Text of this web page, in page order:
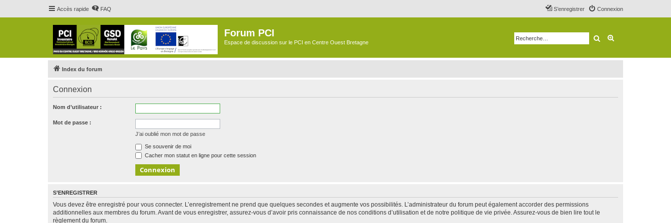
Accès rapide FAQ Connexion
S’enregistrer
Forum PCI
Espace de discussion sur le PCI en Centre Ouest Bretagne Rechercher
Index du forum
Connexion
Nom d’utilisateur :
Mot de passe :
J’ai oublié mon mot de passe
Se souvenir de moi
Cacher mon statut en ligne pour cette session
S’ENREGISTRER
Vous devez être enregistré pour vous connecter. L’enregistrement ne prend que quelques secondes et augmente vos possibilités. L’administrateur du forum peut également accorder des permissions
additionnelles aux membres du forum. Avant de vous enregistrer, assurez-vous d’avoir pris connaissance de nos conditions d’utilisation et de notre politique de vie privée. Assurez-vous de bien lire tout le
règlement du forum.